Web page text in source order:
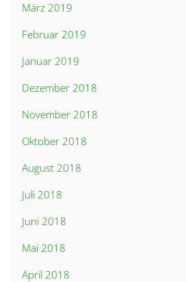
März 2019
Februar 2019
Januar 2019
Dezember 2018
November 2018
Oktober 2018
August 2018
Juli 2018
Juni 2018
Mai 2018
April 2018